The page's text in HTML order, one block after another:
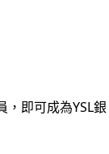
，即可成為YSL銀